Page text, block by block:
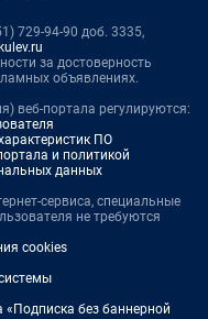
729-94-90 доб. 3335,
за достоверность
объявлениях.
веб-портала регулируются:
ПО
и политикой
данных
сервиса, специальные
не требуются
cookies
«Подписка без баннерной